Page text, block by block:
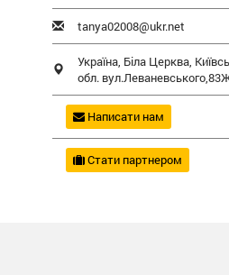
tanya02008@ukr.net
Україна, Біла Церква,
обл.
Написати нам
Стати партнером